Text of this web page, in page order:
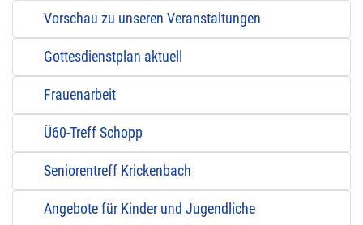
Vorschau zu unseren Veranstaltungen
Gottesdienstplan aktuell
Frauenarbeit
Ü60-Treff Schopp
Seniorentreff Krickenbach
Angebote für Kinder und Jugendliche